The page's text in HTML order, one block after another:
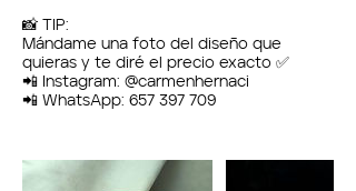
📸 TIP:
Mándame una foto del diseño que
quieras y te diré el precio exacto ✅
📲 Instagram: @carmenhernaci
📲 WhatsApp: 657 397 709